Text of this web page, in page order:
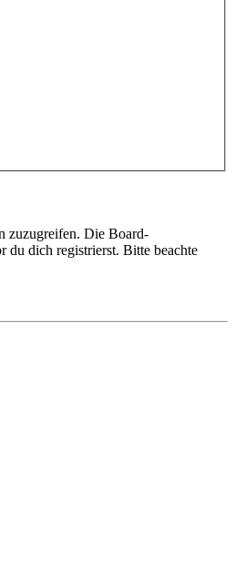
zuzugreifen. Die Board-
du dich registrierst. Bitte beachte